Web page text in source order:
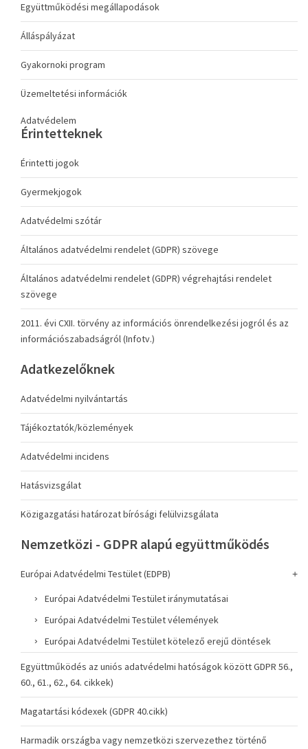
Együttműködési megállapodások
Álláspályázat
Gyakornoki program
Üzemeltetési információk
Adatvédelem
Érintetteknek
Érintetti jogok
Gyermekjogok
Adatvédelmi szótár
Általános adatvédelmi rendelet (GDPR) szövege
Általános adatvédelmi rendelet (GDPR) végrehajtási rendelet
szövege
2011. évi CXII. törvény az információs önrendelkezési jogról és az
információszabadságról (Infotv.)
Adatkezelőknek
Adatvédelmi nyilvántartás
Tájékoztatók/közlemények
Adatvédelmi incidens
Hatásvizsgálat
Közigazgatási határozat bírósági felülvizsgálata
Nemzetközi - GDPR alapú együttműködés
Európai Adatvédelmi Testület (EDPB)
Európai Adatvédelmi Testület iránymutatásai
Európai Adatvédelmi Testület vélemények
Európai Adatvédelmi Testület kötelező erejű döntések
Együttműködés az uniós adatvédelmi hatóságok között GDPR 56.,
60., 61., 62., 64. cikkek)
Magatartási kódexek (GDPR 40.cikk)
Harmadik országba vagy nemzetközi szervezethez történő